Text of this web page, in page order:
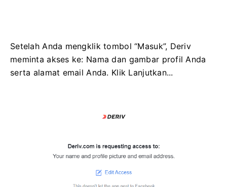
Setelah Anda mengklik tombol “Masuk”, Deriv
meminta akses ke: Nama dan gambar profil Anda
serta alamat email Anda. Klik Lanjutkan...